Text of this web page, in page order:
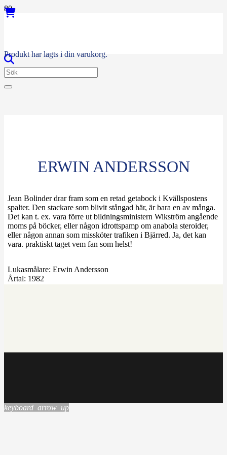
Produkt har lagts i din varukorg.
ERWIN ANDERSSON
Jean Bolinder drar fram som en retad getabock i Kvällspostens
spalter. Den stackare som blivit stångad här, är bara en av många.
Det kan t. ex. vara förre ut bildningsministern Wikström angående
moms på böcker, eller någon idrottspamp om anabola steroider,
eller någon annan som missköter trafiken i Bjärred. Ja, det kan
vara. praktiskt taget vem fan som helst!
Lukasmålare: Erwin Andersson
Årtal: 1982
keyboard_arrow_up